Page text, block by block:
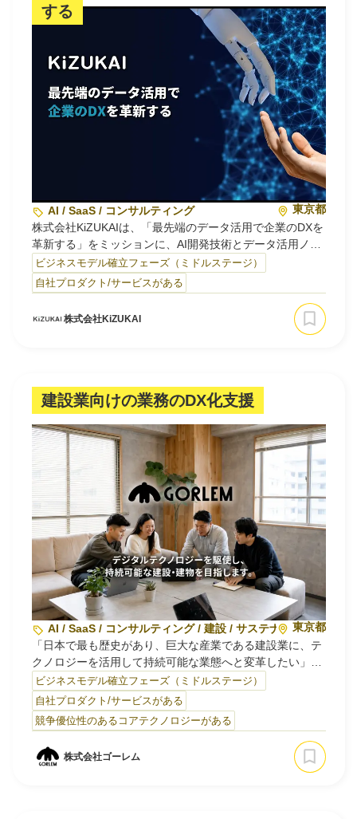
する
AI / SaaS / コンサルティング
東京都
株式会社KiZUKAIは、「最先端のデータ活用で企業のDXを
革新する」をミッションに、AI開発技術とデータ活用ノウ
ハウを強みに停滞する企業DXを推進するスタートアップで
す。プロダクト提供、コンサルティング、カスタマイゼー
ション開発を通じて、各企業の課題やニーズに最適なソリ
ューションを提供します。属人化やブラックボックス化し
たデータ業務をAIで仕組み化・自動化し、企業DXを加速さ
■プロダクト◾️
SaaSツール「KiZUKAI」は、最先端の生成AI技術を活用
し、完全ノーコードでデータの加工・分析を自動化しま
す。
これによりブラックボックス化されたデータ業務を仕組み
化し、属人化を撤廃。データ活用スピードを飛躍的に向上
させます。…
ビジネスモデル確立フェーズ（ミドルステージ）
自社プロダクト/サービスがある
株式会社KiZUKAI
建設業向けの業務のDX化支援
AI / SaaS / コンサルティング / 建設 / サステナビリティ・環
東京都
「日本で最も歴史があり、巨大な産業である建設業に、テ
クノロジーを活用して持続可能な業態へと変革したい」を
テーマに、建設領域×デジタライゼーション×サステナビリ
ティを掛け合わせた事業展開をしています。
建設工事において、「CO2の排出量」をいかに可視化しそ
の削減ができるかは、グローバルレベルでの課題になって
います。
ビジネスモデル確立フェーズ（ミドルステージ）
自社プロダクト/サービスがある
競争優位性のあるコアテクノロジーがある
株式会社ゴーレム